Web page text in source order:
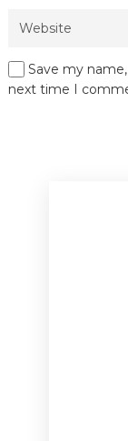
Save my
next time I